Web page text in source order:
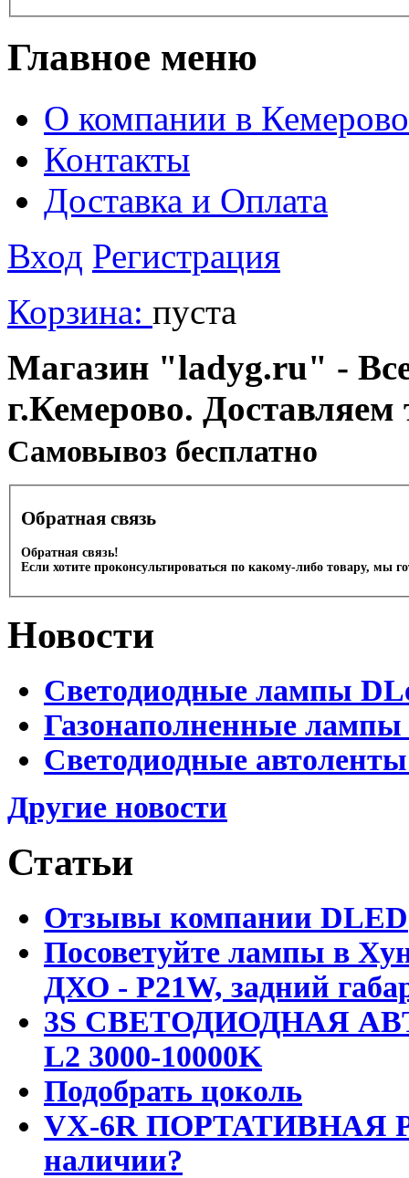
Главное меню
О компании в Кемерово
Контакты
Доставка и Оплата
Вход Регистрация
Корзина: пуста
Магазин "ladyg.ru" -
г.Кемерово.
Cамовывоз бесплатно
Обратная связь
Обратная связь!
Если хотите проконсультироваться по какому-либо товару, мы
Новости
Светодиодные лампы
Газонаполненные
Светодиодные
Другие новости
Статьи
Отзывы компании DLED
Посоветуйте лампы в
ДХО - P21W, задний
3S СВЕТОДИОДНАЯ
L2 3000-10000K
Подобрать цоколь
VX-6R ПОРТАТИВНАЯ
наличии?